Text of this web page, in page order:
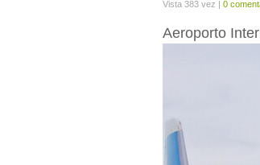
Vista 383 vez | 0
Aeroporto